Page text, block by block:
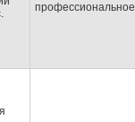
профессиональное